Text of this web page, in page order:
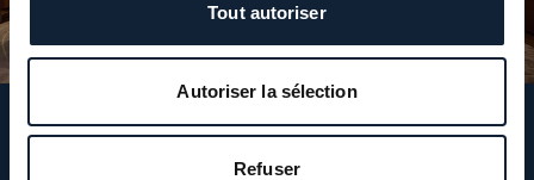
Tout autoriser
Autoriser la sélection
Refuser
Suivez-nous